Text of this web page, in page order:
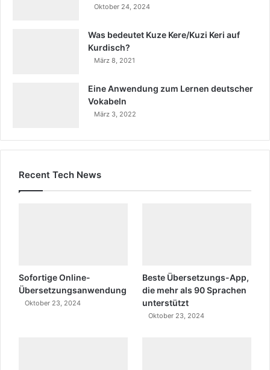
Oktober 24, 2024
Was bedeutet Kuze Kere/Kuzi Keri auf
Kurdisch?
März 8, 2021
Eine Anwendung zum Lernen deutscher
Vokabeln
März 3, 2022
Recent Tech News
Sofortige Online-
Übersetzungsanwendung
Oktober 23, 2024
Beste Übersetzungs-App,
die mehr als 90 Sprachen
unterstützt
Oktober 23, 2024